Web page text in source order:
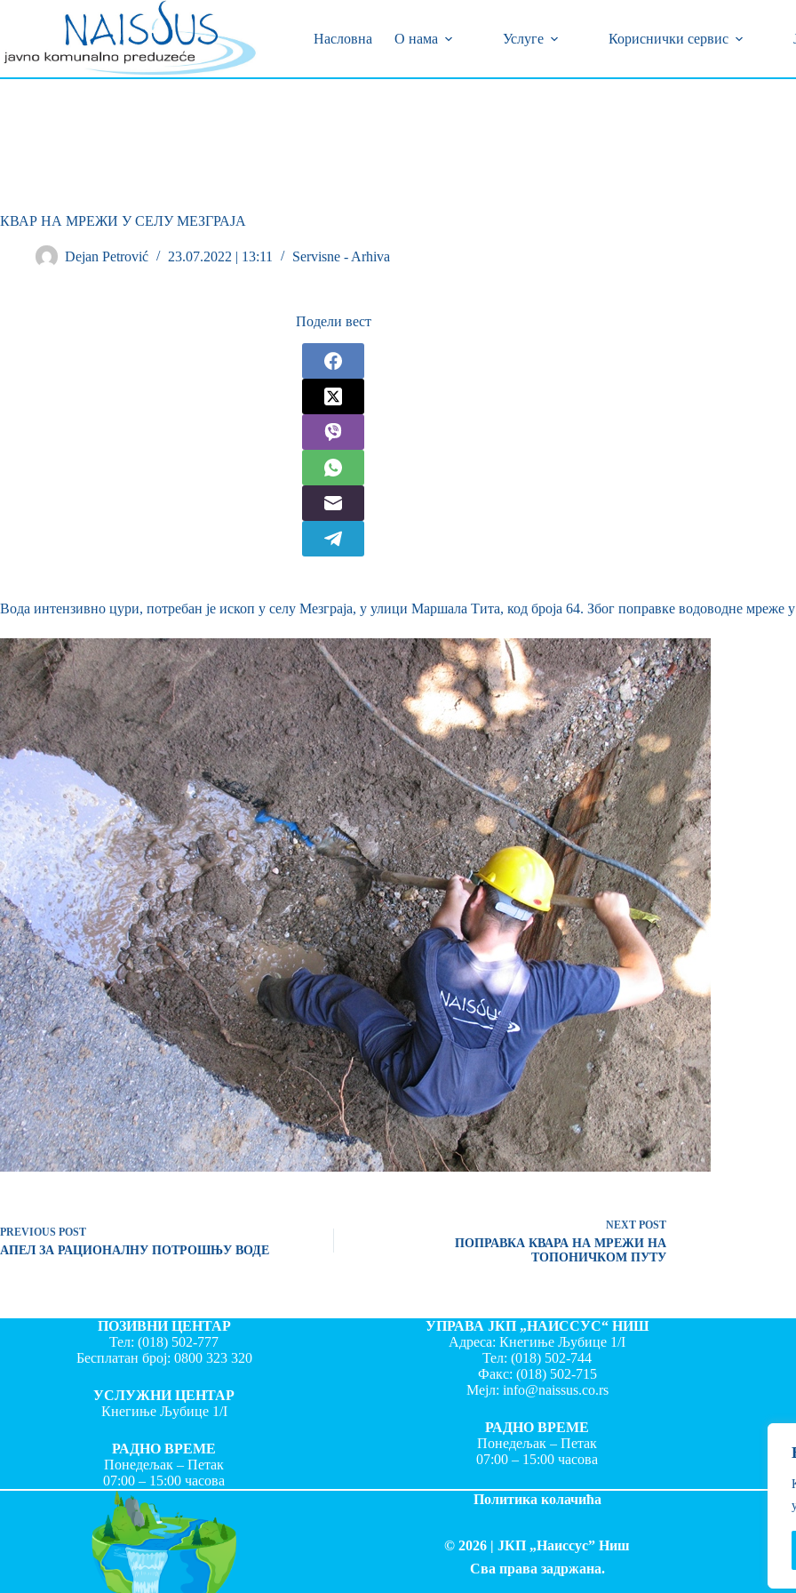
Насловна
О нама Услуге Кориснички сервис
КВАР НА МРЕЖИ У СЕЛУ МЕЗГРАЈА
Dejan Petrović 23.07.2022 | 13:11 Servisne - Arhiva
Подели вест
Вода интензивно цури, потребан је ископ у селу Мезграја, у улици Маршала Тита, код броја 64. Због поправке водоводне мреже
PREVIOUS POST
АПЕЛ ЗА РАЦИОНАЛНУ ПОТРОШЊУ ВОДЕ
NEXT POST
ПОПРАВКА КВАРА НА МРЕЖИ НА
ТОПОНИЧКОМ ПУТУ
ПОЗИВНИ ЦЕНТАР
Тел:(018) 502-777
Бесплатан број: 0800 323 320
УСЛУЖНИ ЦЕНТАР
Кнегиње Љубице 1/I
РАДНО ВРЕМЕ
Понедељак – Петак
07:00 – 15:00 часова
УПРАВА ЈКП „НАИССУС“ НИШ
Адреса: Кнегиње Љубице 1/I
Тел:(018) 502-744
Факс: (018) 502-715
Мејл: info@naissus.co.rs
РАДНО ВРЕМЕ
Понедељак – Петак
07:00 – 15:00 часова
Политика колачића
© 2026 |ЈКП „Наиссус” Ниш
Сва права задржана.